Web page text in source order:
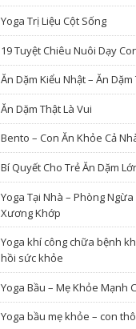
Yoga Trị Liệu Cột Sống
19 Tuyệt Chiêu Nuôi Dạy
Ăn Dặm Kiểu Nhật – Ăn
Ăn Dặm Thật Là Vui
Bento – Con Ăn Khỏe Cả
Bí Quyết Cho Trẻ Ăn Dặm
Yoga Tại Nhà – Phòng
Xương Khớp
Yoga khí công chữa bệnh
hồi sức khỏe
Yoga Bầu – Mẹ Khỏe Mạnh
Yoga bầu mẹ khỏe – con